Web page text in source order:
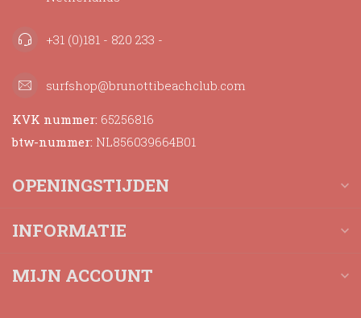
+31 (0)181 - 820 233 -
surfshop@brunottibeachclub.com
KVK nummer: 65256816
btw-nummer: NL856039664B01
OPENINGSTIJDEN
INFORMATIE
MIJN ACCOUNT